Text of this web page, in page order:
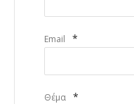
Email *
Θέμα *